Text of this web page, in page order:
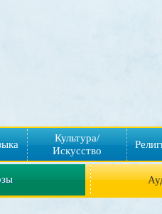
Культура/
Искусство